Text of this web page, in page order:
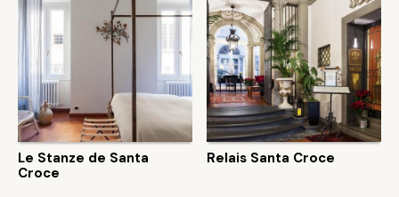
Le Stanze de Santa
Croce
Relais Santa Croce